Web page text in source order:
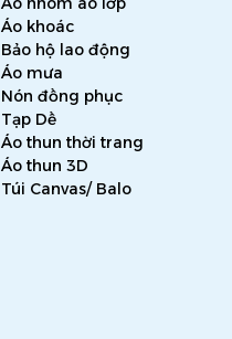
Áo khoác
Bảo hộ lao động
Áo mưa
Nón đồng phục
Tạp Dề
Áo thun thời trang
Áo thun 3D
Túi Canvas/ Balo